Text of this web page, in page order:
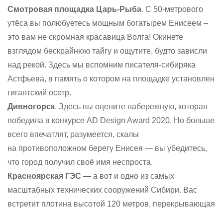
Смотровая площадка Царь-Рыба. С 50-метрового
утёса вы полюбуетесь мощным богатырем Енисеем –
это вам не скромная красавица Волга! Окинете
взглядом бескрайнюю тайгу и ощутите, будто зависли
над рекой. Здесь мы вспомним писателя-сибиряка
Астфьева, в память о котором на площадке установлен
гигантский осетр.
Дивногорск. Здесь вы оцените набережную, которая
победила в конкурсе AD Design Award 2020. Но больше
всего впечатлят, разумеется, скалы
на противоположном берегу Енисея — вы убедитесь,
что город получил своё имя неспроста.
Красноярская ГЭС — а вот и одно из самых
масштабных технических сооружений Сибири. Вас
встретит плотина высотой 120 метров, перекрывающая